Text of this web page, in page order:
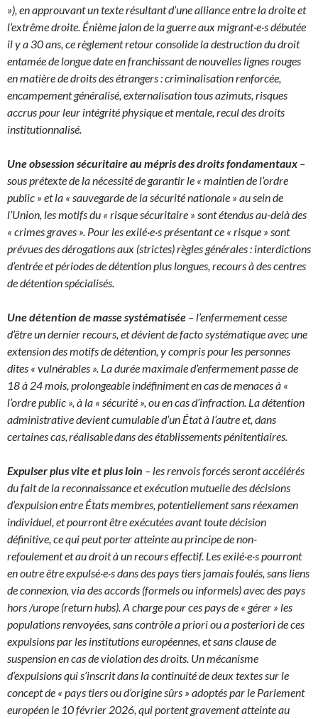
»), en approuvant un texte résultant d’une alliance entre la droite et
l’extrême droite. Énième jalon de la guerre aux migrant·e·s débutée
il y a 30 ans, ce règlement retour consolide la destruction du droit
entamée de longue date en franchissant de nouvelles lignes rouges
en matière de droits des étrangers : criminalisation renforcée,
encampement généralisé, externalisation tous azimuts, risques
accrus pour leur intégrité physique et mentale, recul des droits
institutionnalisé.
Une obsession sécuritaire au mépris des droits fondamentaux –
sous prétexte de la nécessité de garantir le « maintien de l’ordre
public » et la « sauvegarde de la sécurité nationale » au sein de
l’Union, les motifs du « risque sécuritaire » sont étendus au-delà des
« crimes graves ». Pour les exilé·e·s présentant ce « risque » sont
prévues des dérogations aux (strictes) règles générales : interdictions
d’entrée et périodes de détention plus longues, recours à des centres
de détention spécialisés.
Une détention de masse systématisée – l’enfermement cesse
d’être un dernier recours, et dévient de facto systématique avec une
extension des motifs de détention, y compris pour les personnes
dites « vulnérables ». La durée maximale d’enfermement passe de
18 à 24 mois, prolongeable indéfiniment en cas de menaces à «
l’ordre public », à la « sécurité », ou en cas d’infraction. La détention
administrative devient cumulable d’un État à l’autre et, dans
certaines cas, réalisable dans des établissements pénitentiaires.
Expulser plus vite et plus loin – les renvois forcés seront accélérés
du fait de la reconnaissance et exécution mutuelle des décisions
d’expulsion entre États membres, potentiellement sans réexamen
individuel, et pourront être exécutées avant toute décision
définitive, ce qui peut porter atteinte au principe de non-
refoulement et au droit à un recours effectif. Les exilé·e·s pourront
en outre être expulsé·e·s dans des pays tiers jamais foulés, sans liens
de connexion, via des accords (formels ou informels) avec des pays
hors /urope (return hubs). A charge pour ces pays de « gérer » les
populations renvoyées, sans contrôle a priori ou a posteriori de ces
expulsions par les institutions européennes, et sans clause de
suspension en cas de violation des droits. Un mécanisme
d’expulsions qui s’inscrit dans la continuité de deux textes sur le
concept de « pays tiers ou d’origine sûrs » adoptés par le Parlement
européen le 10 février 2026, qui portent gravement atteinte au